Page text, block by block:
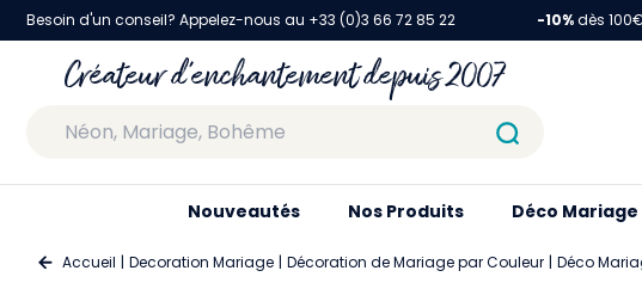
Besoin d'un conseil? Appelez-nous au +33 (0)3 66 72 85 22 -10%dès
Créateur d'enchantement depuis 2007
Nouveautés Nos Produits Déco Mariage
Accueil Decoration Mariage Décoration de Mariage par Couleur Déco